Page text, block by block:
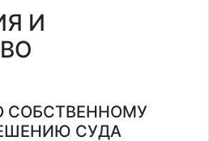
И
СОБСТВЕННОМУ
СУДА